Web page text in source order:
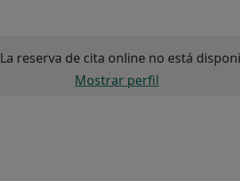
La reserva de cita online no está
Mostrar perfil